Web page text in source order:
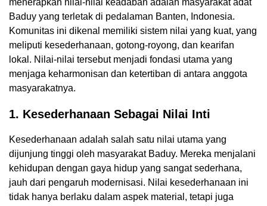
menerapkan nilai-nilai keadaban adalah masyarakat adat
Baduy yang terletak di pedalaman Banten, Indonesia.
Komunitas ini dikenal memiliki sistem nilai yang kuat, yang
meliputi kesederhanaan, gotong-royong, dan kearifan
lokal. Nilai-nilai tersebut menjadi fondasi utama yang
menjaga keharmonisan dan ketertiban di antara anggota
masyarakatnya.
1. Kesederhanaan Sebagai Nilai Inti
Kesederhanaan adalah salah satu nilai utama yang
dijunjung tinggi oleh masyarakat Baduy. Mereka menjalani
kehidupan dengan gaya hidup yang sangat sederhana,
jauh dari pengaruh modernisasi. Nilai kesederhanaan ini
tidak hanya berlaku dalam aspek material, tetapi juga